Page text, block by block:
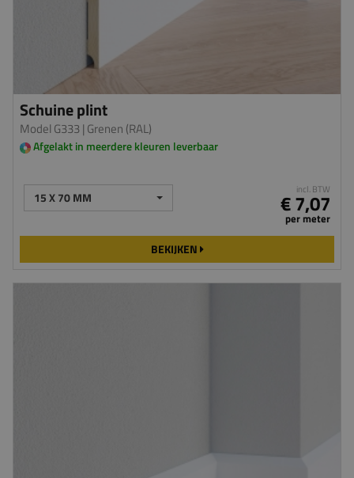
Schuine plint
Model G333 | Grenen (RAL)
Afgelakt in meerdere kleuren leverbaar
15 X 70 MM incl. BTW
€ 7,07
per meter
BEKIJKEN